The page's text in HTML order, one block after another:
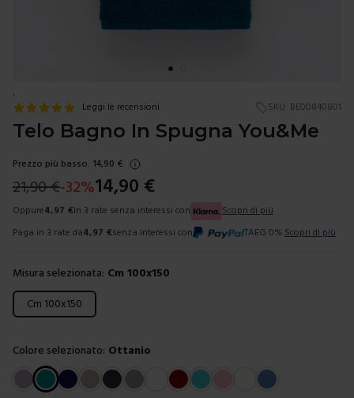
.
Leggi le recensioni SKU: BE00840801
Telo Bagno In Spugna You&Me
Prezzo più basso: 14,90 €
21,90€-32%14,90 €
Oppure4,97 €in 3 rate senza interessi con
Scopri di più
Paga in 3 rate da4,97 €senza interessi con TAEG 0%. Scopri di più
Misura selezionata: Cm 100x150
Scegli una misura
Cm 100x150
Colore selezionato: Ottanio
Scegli un colore